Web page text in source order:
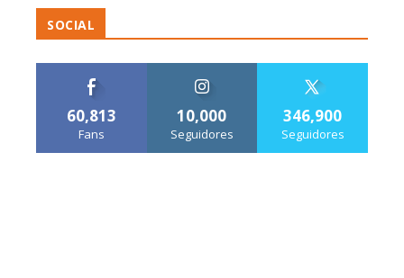
SOCIAL
60,813
Fans
10,000
Seguidores
346,900
Seguidores